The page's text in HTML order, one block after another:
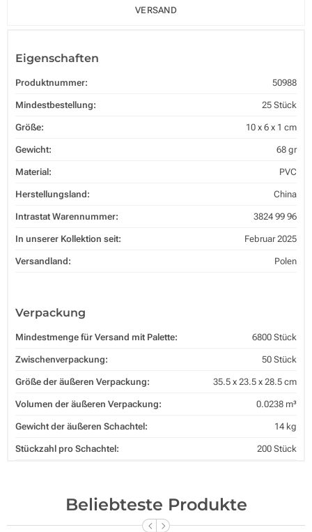
VERSAND
Eigenschaften
Produktnummer: 50988
Mindestbestellung: 25 Stück
Größe: 10 x 6 x 1 cm
Gewicht: 68 gr
Material: PVC
Herstellungsland: China
Intrastat Warennummer: 3824 99 96
In unserer Kollektion seit: Februar 2025
Versandland: Polen
Verpackung
Mindestmenge für Versand mit Palette: 6800 Stück
Zwischenverpackung: 50 Stück
Größe der äußeren Verpackung: 35.5 x 23.5 x 28.5 cm
Volumen der äußeren Verpackung: 0.0238 m³
Gewicht der äußeren Schachtel: 14 kg
Stückzahl pro Schachtel: 200 Stück
Beliebteste Produkte